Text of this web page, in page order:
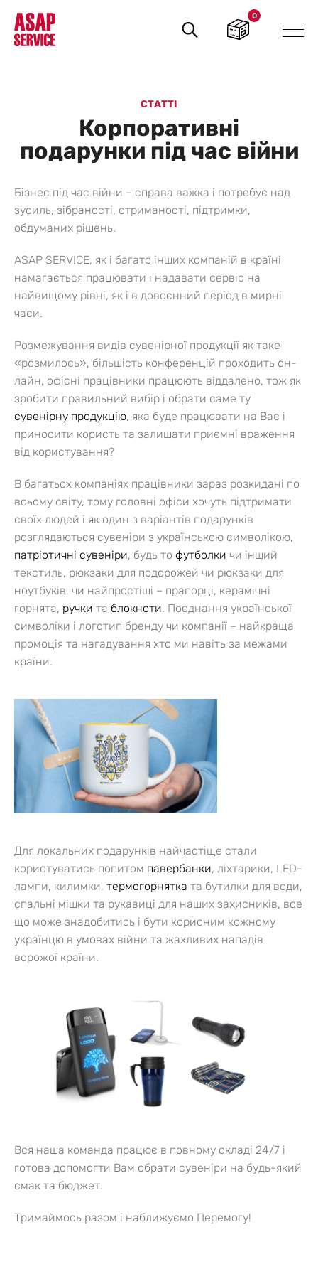
Пошук
товарів
0
СТАТТІ
Корпоративні
подарунки під час війни
Бізнес під час війни – справа важка і потребує над
зусиль, зібраності, стриманості, підтримки,
обдуманих рішень.
ASAP SERVICE, як і багато інших компаній в країні
намагається працювати і надавати сервіс на
найвищому рівні, як і в довоєнний період в мирні
часи.
Розмежування видів сувенірної продукції як таке
«розмилось», більшість конференцій проходить он-
лайн, офісні працівники працюють віддалено, тож як
зробити правильний вибір і обрати саме ту
сувенірну продукцію, яка буде працювати на Вас і
приносити користь та залишати приємні враження
від користування?
В багатьох компаніях працівники зараз розкидані по
всьому світу, тому головні офіси хочуть підтримати
своїх людей і як один з варіантів подарунків
розглядаються сувеніри з українською символікою,
патріотичні сувеніри, будь то футболки чи інший
текстиль, рюкзаки для подорожей чи рюкзаки для
ноутбуків, чи найпростіші – прапорці, керамічні
горнята, ручки та блокноти. Поєднання української
символіки і логотип бренду чи компанії – найкраща
промоція та нагадування хто ми навіть за межами
країни.
Для локальних подарунків найчастіще стали
користуватись попитом павербанки, ліхтарики, LED-
лампи, килимки, термогорнятка та бутилки для води,
спальні мішки та рукавиці для наших захисників, все
що може знадобитись і бути корисним кожному
українцю в умовах війни та жахливих нападів
ворожої країни.
Вся наша команда працює в повному складі 24/7 і
готова допомогти Вам обрати сувеніри на будь-який
смак та бюджет.
Тримаймось разом і наближуємо Перемогу!